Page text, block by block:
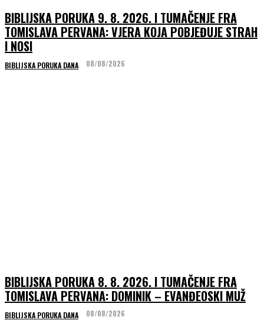
BIBLIJSKA PORUKA 9. 8. 2026. I TUMAČENJE FRA
TOMISLAVA PERVANA: VJERA KOJA POBJEĐUJE STRAH
I NOSI
BIBLIJSKA PORUKA DANA 08/08/2026
BIBLIJSKA PORUKA 8. 8. 2026. I TUMAČENJE FRA
TOMISLAVA PERVANA: DOMINIK – EVANĐEOSKI MUŽ
BIBLIJSKA PORUKA DANA 08/08/2026